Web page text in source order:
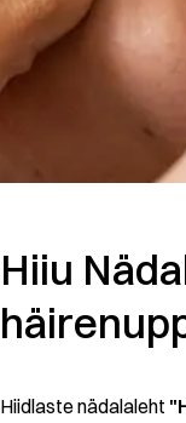
Hiiu
Hiidlaste nädalaleht